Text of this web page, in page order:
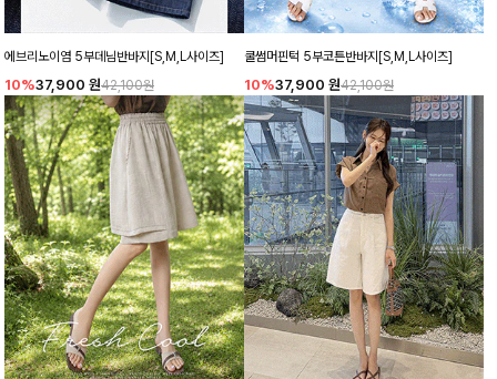
에브리노이염 5부데님반바지[S,M,L사이즈]
10%37,900 원42,100원
쿨썸머핀턱 5부코튼반바지[S,M,L사이즈]
10%37,900 원42,100원